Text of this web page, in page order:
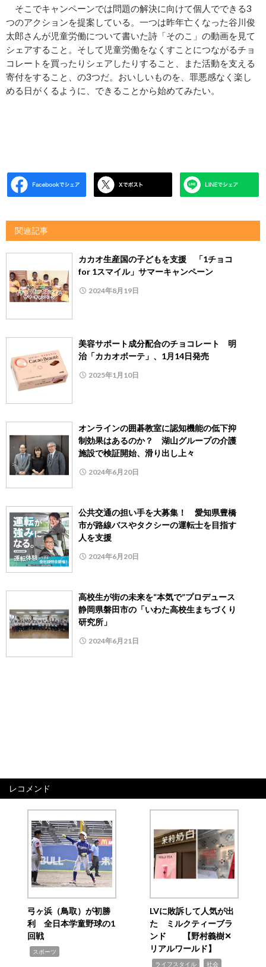
そこでキャンペーンでは問題の解決に向けて個人でできる3
つのアクションを提案している。一つは昨年亡くなった谷川俊
太郎さんが児童労働について書いた詩「そのこ」の動画を見て
シェアすること。そして児童労働をなくすことにつながるチョ
コレートを買ったりシェアしたりすること、また活動を支える
寄付をすること、の3つだ。おいしいものを、罪悪感なく楽し
める日がくるように、できることから始めてみたい。
関連記事
カカオ生産国の子どもを支援 「1チョコ
for 1スマイル」サマーキャンペーン
2024年8月19日
美容サポート成分配合のチョコレート 明
治「カカオボーテ」、1月14日発売
2025年1月10日
オンラインの囲碁教室に認知機能の低下抑
制効果はあるのか？ 湖山グループの介護
施設で検証開始、滑り出し上々
2024年6月20日
公共交通の担い手を大募集！ 愛知県豊橋
市が路線バスやタクシーの運転士を目指す
人を支援
2024年6月20日
高校生が街の未来を“本気で”プロデュース
静岡県磐田市の「いわた高校生まちづくり
研究所」
2024年6月21日
レコメンド
弓ヶ浜（鳥取）が初勝
利 全日本学童野球の1
回戦
スポーツ
LVに敗訴して人気が出
た ミルクティーブラ
ンド 【野村義樹✕
リアルワールド】
ライフスタイル 社会